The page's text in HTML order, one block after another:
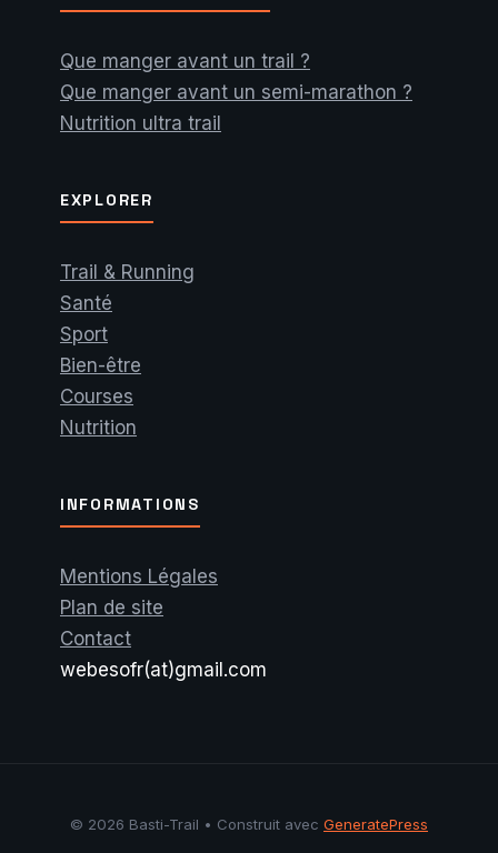
Que manger avant un trail ?
Que manger avant un semi-marathon ?
Nutrition ultra trail
EXPLORER
Trail & Running
Santé
Sport
Bien-être
Courses
Nutrition
INFORMATIONS
Mentions Légales
Plan de site
Contact
webesofr(at)gmail.com
© 2026 Basti-Trail • Construit avec GeneratePress